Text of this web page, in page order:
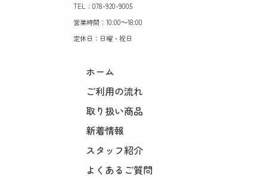
TEL：078-920-9005
営業時間：10:00～18:00
定休日：日曜・祝日
ホーム
ご利用の流れ
取り扱い商品
新着情報
スタッフ紹介
よくあるご質問